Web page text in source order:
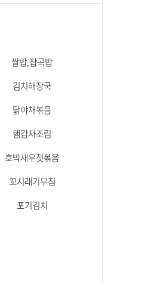
쌀밥,잡곡밥
김치해장국
닭야채볶음
햄감자조림
호박새우젓볶음
꼬시래기무침
포기김치